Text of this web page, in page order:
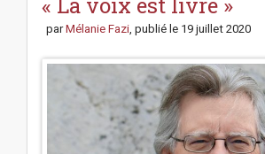
n
a
v
parMélanie Fazi, publié le 19 juillet 2020